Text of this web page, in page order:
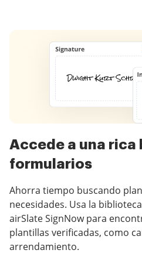
Accede a una
formularios
Ahorra tiempo buscando
necesidades. Usa la
airSlate SignNow para
plantillas verificadas, como
arrendamiento.